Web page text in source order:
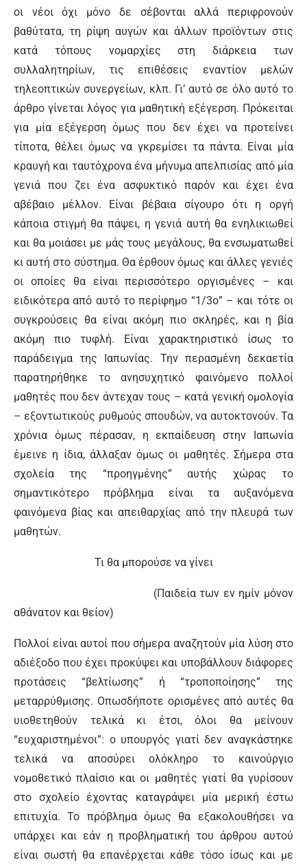
οι νέοι όχι μόνο δε σέβονται αλλά περιφρονούν
βαθύτατα, τη ρίψη αυγών και άλλων προϊόντων στις
κατά τόπους νομαρχίες στη διάρκεια των
συλλαλητηρίων, τις επιθέσεις εναντίον μελών
τηλεοπτικών συνεργείων, κλπ. Γι’ αυτό σε όλο αυτό το
άρθρο γίνεται λόγος για μαθητική εξέγερση. Πρόκειται
για μία εξέγερση όμως που δεν έχει να προτείνει
τίποτα, θέλει όμως να γκρεμίσει τα πάντα. Είναι μία
κραυγή και ταυτόχρονα ένα μήνυμα απελπισίας από μία
γενιά που ζει ένα ασφυκτικό παρόν και έχει ένα
αβέβαιο μέλλον. Είναι βέβαια σίγουρο ότι η οργή
κάποια στιγμή θα πάψει, η γενιά αυτή θα ενηλικιωθεί
και θα μοιάσει με μάς τους μεγάλους, θα ενσωματωθεί
κι αυτή στο σύστημα. Θα έρθουν όμως και άλλες γενιές
οι οποίες θα είναι περισσότερο οργισμένες – και
ειδικότερα από αυτό το περίφημο “1/3ο” – και τότε οι
συγκρούσεις θα είναι ακόμη πιο σκληρές, και η βία
ακόμη πιο τυφλή. Είναι χαρακτηριστικό ίσως το
παράδειγμα της Ιαπωνίας. Την περασμένη δεκαετία
παρατηρήθηκε το ανησυχητικό φαινόμενο πολλοί
μαθητές που δεν άντεχαν τους – κατά γενική ομολογία
– εξοντωτικούς ρυθμούς σπουδών, να αυτοκτονούν. Τα
χρόνια όμως πέρασαν, η εκπαίδευση στην Ιαπωνία
έμεινε η ίδια, άλλαξαν όμως οι μαθητές. Σήμερα στα
σχολεία της “προηγμένης” αυτής χώρας το
σημαντικότερο πρόβλημα είναι τα αυξανόμενα
φαινόμενα βίας και απειθαρχίας από την πλευρά των
μαθητών.
Τι θα μπορούσε να γίνει
(Παιδεία των εν ημίν μόνον
αθάνατον και θείον)
Πολλοί είναι αυτοί που σήμερα αναζητούν μία λύση στο
αδιέξοδο που έχει προκύψει και υποβάλλουν διάφορες
προτάσεις “βελτίωσης” ή “τροποποίησης” της
μεταρρύθμισης. Οπωσδήποτε ορισμένες από αυτές θα
υιοθετηθούν τελικά κι έτσι, όλοι θα μείνουν
“ευχαριστημένοι”: ο υπουργός γιατί δεν αναγκάστηκε
τελικά να αποσύρει ολόκληρο το καινούργιο
νομοθετικό πλαίσιο και οι μαθητές γιατί θα γυρίσουν
στο σχολείο έχοντας καταγράψει μία μερική έστω
επιτυχία. Το πρόβλημα όμως θα εξακολουθήσει να
υπάρχει και εάν η προβληματική του άρθρου αυτού
είναι σωστή θα επανέρχεται κάθε τόσο ίσως και με